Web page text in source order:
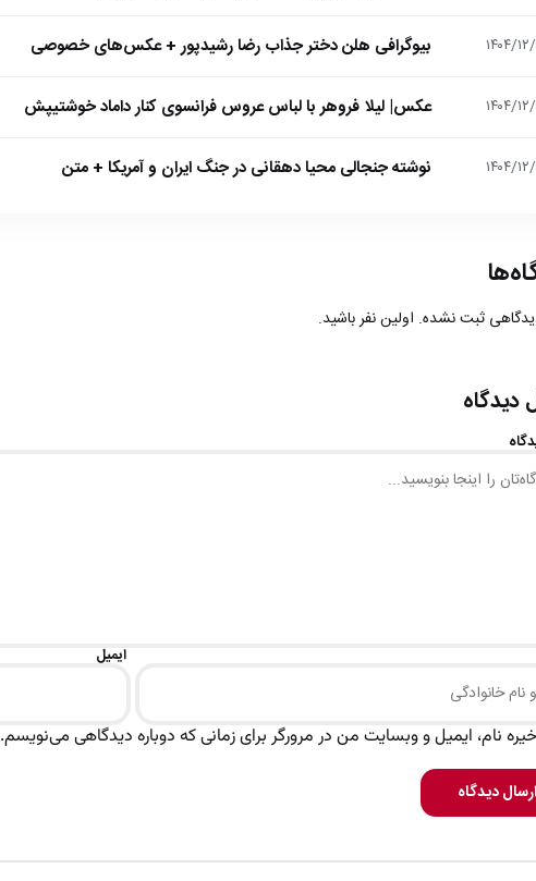
۱۲/۲۴ بیوگرافی هلن دختر جذاب رضا رشیدپور + عکس‌های خصوصی
۱۲/۲۴ عکس| لیلا فروهر با لباس عروس فرانسوی کنار داماد خوشتیپش
۱۲/۲۴ نوشته جنجالی محیا دهقانی در جنگ ایران و آمریکا + متن
ثبت نشده. اولین نفر باشید.
دیدگاه
ایمیل
نام، ایمیل و وبسایت من در مرورگر برای زمانی که دوباره دیدگاهی می‌نویسم.
ارسال دیدگاه